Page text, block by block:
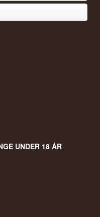
UNDER 18 ÅR